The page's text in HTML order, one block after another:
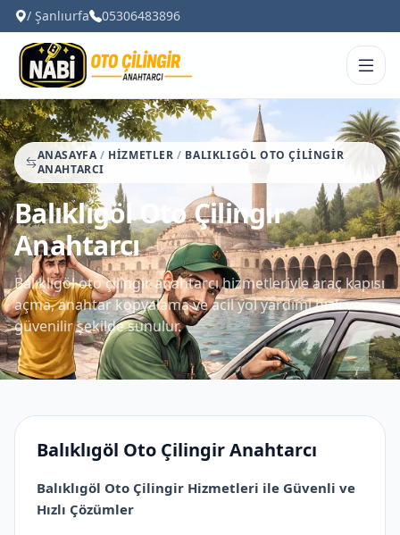
/ Şanlıurfa 05306483896
ANASAYFA / HIZMETLER / BALIKLIGÖL OTO ÇILINGIR
ANAHTARCI
Balıklıgöl Oto Çilingir
Anahtarcı
Balıklıgöl oto çilingir anahtarcı hizmetleriyle araç kapısı
açma, anahtar kopyalama ve acil yol yardımı hızlı ve
güvenilir şekilde sunulur.
Balıklıgöl Oto Çilingir Anahtarcı
Balıklıgöl Oto Çilingir Hizmetleri ile Güvenli ve
Hızlı Çözümler